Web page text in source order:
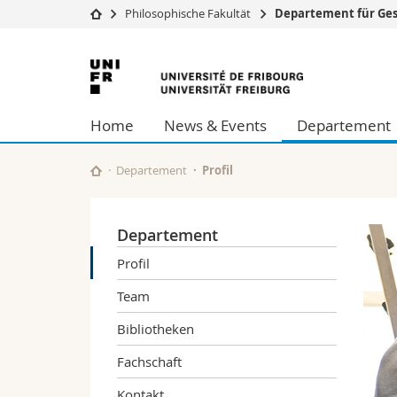
Universität
Studium
Forschung
Universität
Weiterbildung
Wirtschafts-
Philosophische
Philosophische Fakultät Departement für
Universität
Freiburg
Home News & Events Departement
Departement Profil
Departement
Profil
Team
Bibliotheken
Fachschaft